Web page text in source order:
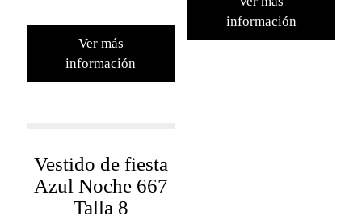
Ver más
información
información
Vestido de fiesta
Azul Noche 667
Talla 8